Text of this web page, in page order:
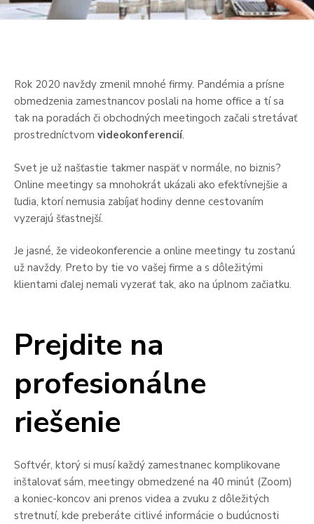
Rok 2020 navždy zmenil mnohé firmy. Pandémia a prísne
obmedzenia zamestnancov poslali na home office a tí sa
tak na poradách či obchodných meetingoch začali stretávať
prostredníctvom videokonferencií.
Svet je už našťastie takmer naspäť v normále, no biznis?
Online meetingy sa mnohokrát ukázali ako efektívnejšie a
ľudia, ktorí nemusia zabíjať hodiny denne cestovaním
vyzerajú šťastnejší.
Je jasné, že videokonferencie a online meetingy tu zostanú
už navždy. Preto by tie vo vašej firme a s dôležitými
klientami ďalej nemali vyzerať tak, ako na úplnom začiatku.
Prejdite na
profesionálne
riešenie
Softvér, ktorý si musí každý zamestnanec komplikovane
inštalovať sám, meetingy obmedzené na 40 minút (Zoom)
a koniec-koncov ani prenos videa a zvuku z dôležitých
stretnutí, kde preberáte citlivé informácie o budúcnosti